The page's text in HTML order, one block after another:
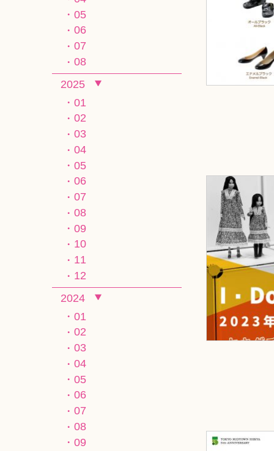
05
06
07
08
2025
01
02
03
04
05
06
07
08
09
10
11
12
2024
01
02
03
04
05
06
07
08
09